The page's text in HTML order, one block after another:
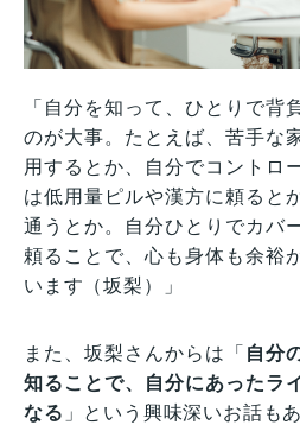
「自分を知って、ひとりで背
のが大事。たとえば、苦手な
用するとか、自分でコントロ
は低用量ピルや漢方に頼ると
通うとか。自分ひとりでカバ
頼ることで、心も身体も余裕
います（坂梨）」
また、坂梨さんからは「 自分
知ることで、自分にあったラ
なる 」という興味深いお話も